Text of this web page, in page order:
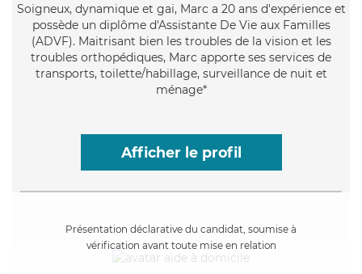
Soigneux, dynamique et gai, Marc a 20 ans d'expérience et
possède un diplôme d'Assistante De Vie aux Familles
(ADVF). Maitrisant bien les troubles de la vision et les
troubles orthopédiques, Marc apporte ses services de
transports, toilette/habillage, surveillance de nuit et
ménage*
Afficher le profil
Présentation déclarative du candidat, soumise à
vérification avant toute mise en relation